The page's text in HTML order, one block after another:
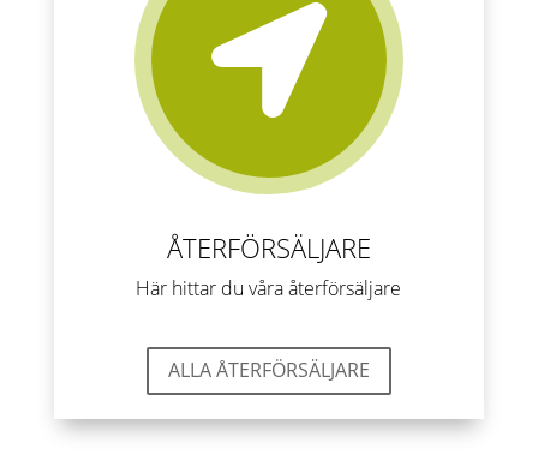

ÅTERFÖRSÄLJARE
Här hittar du våra återförsäljare
ALLA ÅTERFÖRSÄLJARE